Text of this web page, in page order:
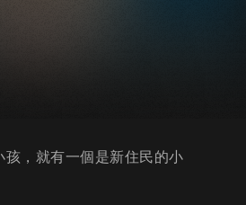
，就有一個是新住民的小